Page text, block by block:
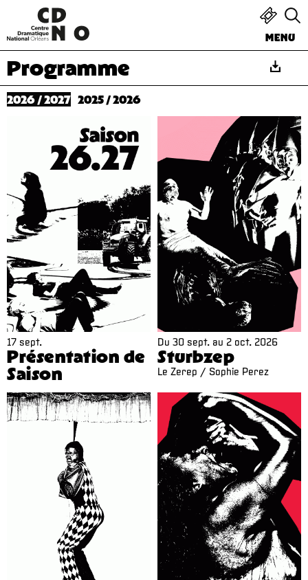
MENU
Programme
2026 / 2027 2025 / 2026
17 sept.
Présentation de
Saison
Du 30 sept. au 2 oct. 2026
Sturbzep
Le Zerep / Sophie Perez